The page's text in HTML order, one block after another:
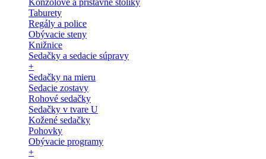
Konzolové a prístavné stolíky
Taburety
Regály a police
Obývacie steny
Knižnice
Sedačky a sedacie súpravy
+
Sedačky na mieru
Sedacie zostavy
Rohové sedačky
Sedačky v tvare U
Kožené sedačky
Pohovky
Obývacie programy
+